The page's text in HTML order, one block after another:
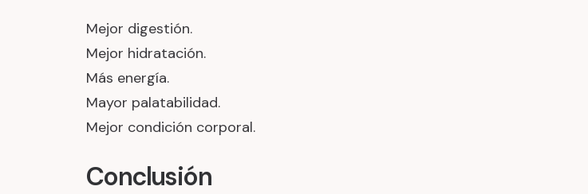
Mejor digestión.
Mejor hidratación.
Más energía.
Mayor palatabilidad.
Mejor condición corporal.
Conclusión